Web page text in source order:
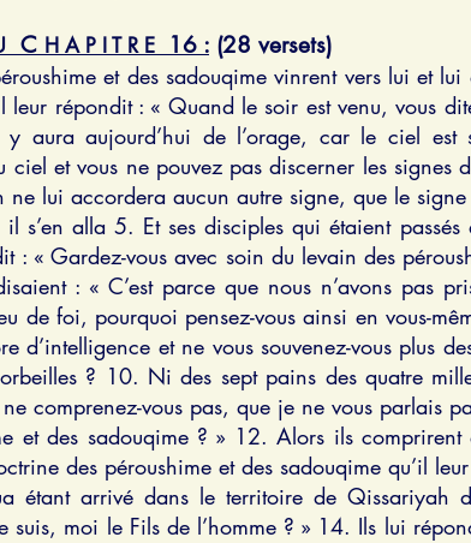
C H A P I T R E 16 : (28 versets)
et des sadouqime vinrent vers lui et
répondit : « Quand le soir est venu, vous
aura aujourd’hui de l’orage, car le ciel est
ciel et vous ne pouvez pas discerner les
ne lui accordera aucun autre signe, que le
il s’en alla 5. Et ses disciples qui étaient
: « Gardez-vous avec soin du levain des
: « C’est parce que nous n’avons pas
de foi, pourquoi pensez-vous ainsi en vous-
d’intelligence et ne vous souvenez-vous plus
? 10. Ni des sept pains des quatre
comprenez-vous pas, que je ne vous parlais
et des sadouqime ? » 12. Alors ils
des péroushime et des sadouqime qu’il
étant arrivé dans le territoire de
suis, moi le Fils de l’homme ? » 14. Ils lui